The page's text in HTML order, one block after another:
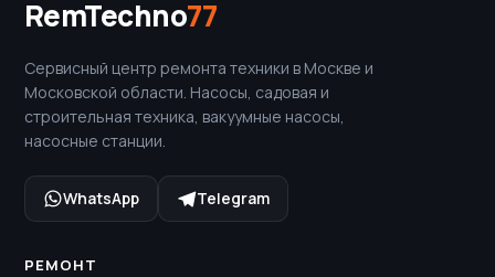
RemTechno77
Сервисный центр ремонта техники в Москве и
Московской области. Насосы, садовая и
строительная техника, вакуумные насосы,
насосные станции.
WhatsApp Telegram
РЕМОНТ